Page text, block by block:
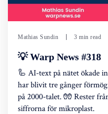
Mathias Sundin 3 min read
💡 Warp News #318
🦾 AI-text på nätet ökade
har blivit tre gånger
på 2000-talet. 🧤 Rester
siffrorna för mikroplast.